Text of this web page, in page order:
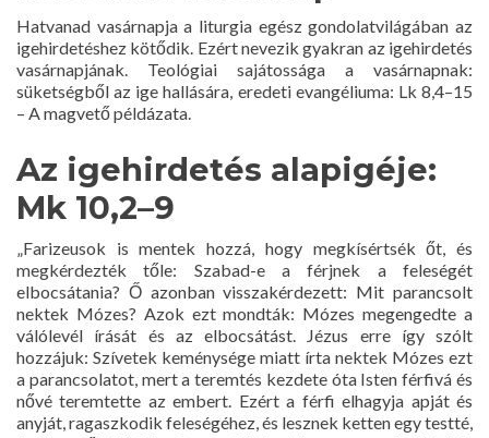
Hatvanad vasárnapja a liturgia egész gondolatvilágában az
igehirdetéshez kötődik. Ezért nevezik gyakran az igehirdetés
vasárnapjának. Teológiai sajátossága a vasárnapnak:
süketségből az ige hallására, eredeti evangéliuma: Lk 8,4–15
– A magvető példázata.
Az igehirdetés alapigéje:
Mk 10,2–9
„Farizeusok is mentek hozzá, hogy megkísértsék őt, és
megkérdezték tőle: Szabad-e a férjnek a feleségét
elbocsátania? Ő azonban visszakérdezett: Mit parancsolt
nektek Mózes? Azok ezt mondták: Mózes megengedte a
válólevél írását és az elbocsátást. Jézus erre így szólt
hozzájuk: Szívetek keménysége miatt írta nektek Mózes ezt
a parancsolatot, mert a teremtés kezdete óta Isten férfivá és
nővé teremtette az embert. Ezért a férfi elhagyja apját és
anyját, ragaszkodik feleségéhez, és lesznek ketten egy testté,